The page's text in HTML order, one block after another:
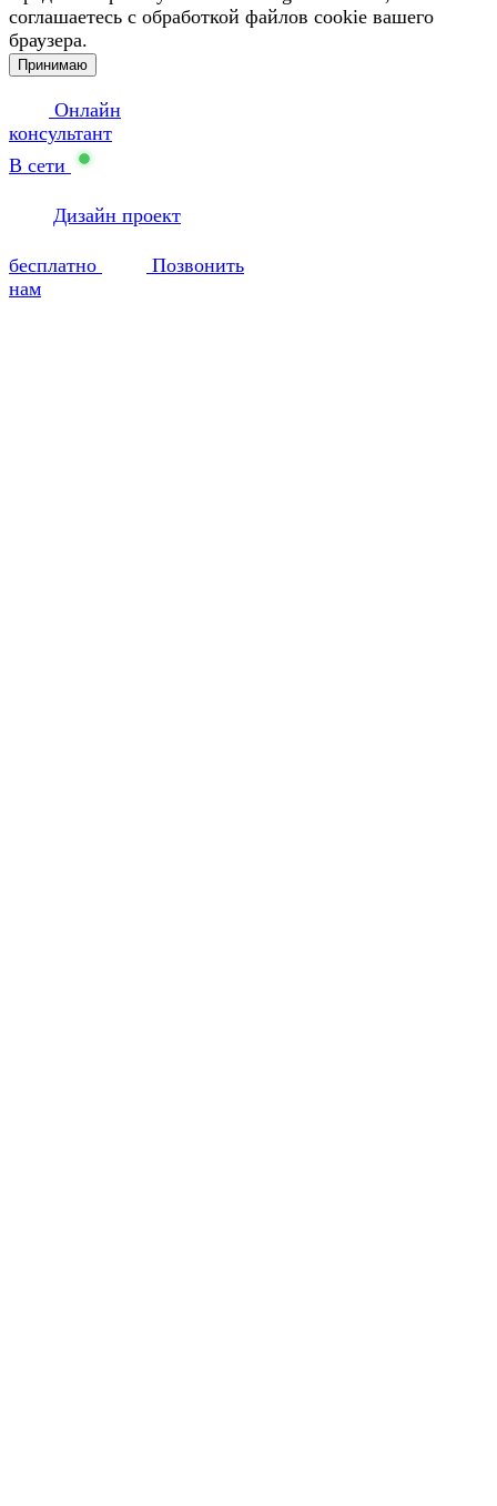
соглашаетесь с обработкой файлов cookie вашего
браузера.
Принимаю
Онлайн
консультант
В сети
Дизайн проект
бесплатно
Позвонить
нам